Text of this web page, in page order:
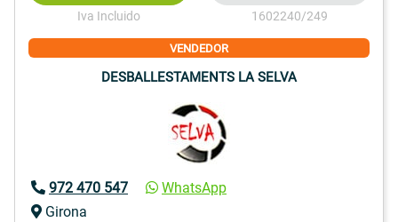
Iva Incluido 1602240/249
VENDEDOR
DESBALLESTAMENTS LA SELVA
972 470 547
WhatsApp
Girona